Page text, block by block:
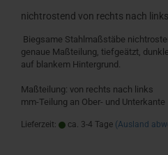
nichtrostend von rechts nach
Biegsame Stahlmaßstäbe
genaue Maßteilung, tiefgeätzt,
auf blankem Hintergrund.
Maßteilung: von rechts nach links
mm-Teilung an Ober- und Unterkante
Lieferzeit: ca. 3-4 Tage (Ausland